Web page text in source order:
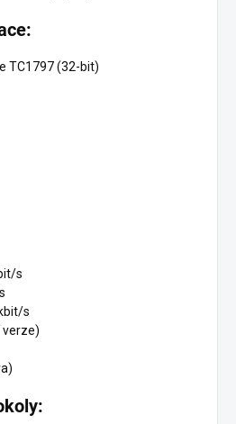
TC1797 (32-bit)
s
s
verze)